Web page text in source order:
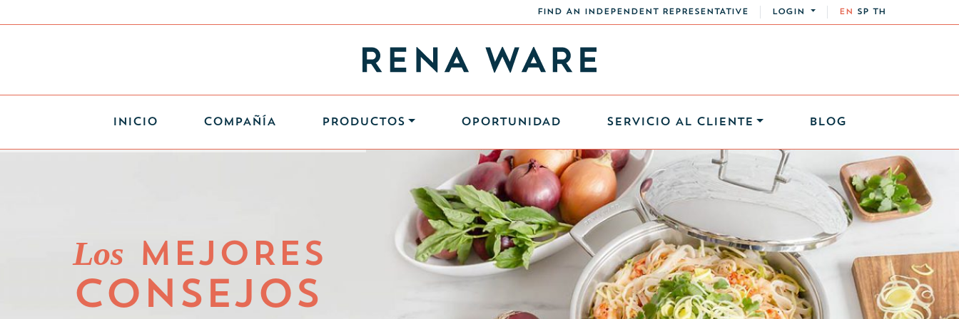
FIND AN INDEPENDENT REPRESENTATIVE LOGIN EN SP TH
INICIO COMPAÑÍA PRODUCTOS OPORTUNIDAD SERVICIO AL CLIENTE BLOG
Los MEJORES
CONSEJOS